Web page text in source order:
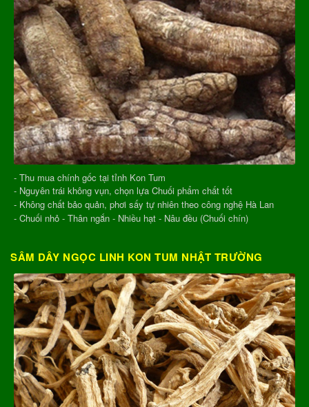
- Thu mua chính gốc tại tỉnh Kon Tum
- Nguyên trái không vụn, chọn lựa Chuối phẩm chất tốt
- Không chất bảo quản, phơi sấy tự nhiên theo công nghệ Hà Lan
- Chuối nhỏ - Thân ngắn - Nhiều hạt - Nâu đều (Chuối chín)
SÂM DÂY NGỌC LINH KON TUM NHẬT TRƯỜNG